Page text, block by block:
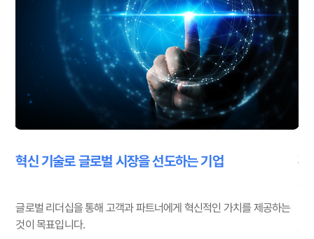
환경과 사회에 기여하며 지속 가능한 미래를 만들어가는
지속 가능한 성장을 위해 환경과 사회적 책임을 중심으로 한 기술